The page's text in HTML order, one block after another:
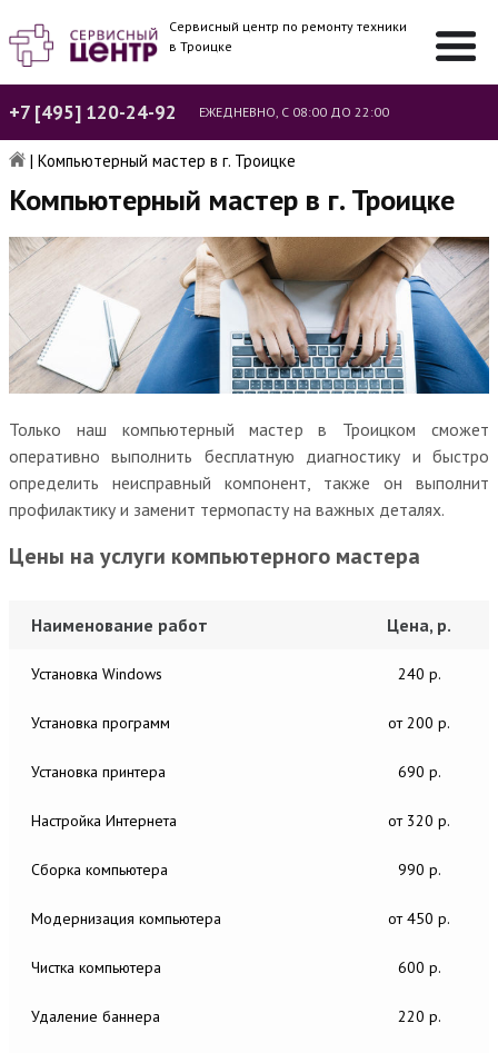
Сервисный центр по ремонту техники
в Троицке
+7 [495] 120-24-92 ЕЖЕДНЕВНО, С 08:00 ДО 22:00
| Компьютерный мастер в г. Троицке
Компьютерный мастер в г. Троицке
Только наш компьютерный мастер в Троицком сможет
оперативно выполнить бесплатную диагностику и быстро
определить неисправный компонент, также он выполнит
профилактику и заменит термопасту на важных деталях.
Цены на услуги компьютерного мастера
Наименование работ Цена, р.
Установка Windows 240 р.
Установка программ от 200 р.
Установка принтера 690 р.
Настройка Интернета от 320 р.
Сборка компьютера 990 р.
Модернизация компьютера от 450 р.
Чистка компьютера 600 р.
Удаление баннера 220 р.